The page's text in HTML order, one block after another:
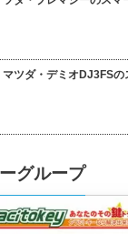
マツダ・デミオDJ3FS
グループ